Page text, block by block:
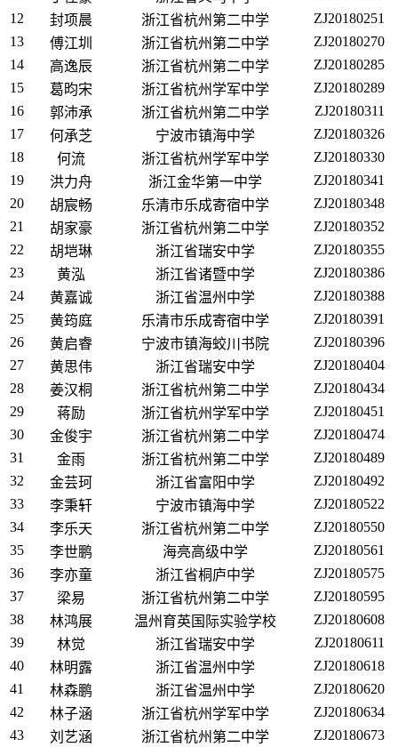
12
封项晨 浙江省杭州第二中学
ZJ20180251
13
傅江圳 浙江省杭州第二中学
ZJ20180270
14
高逸辰 浙江省杭州第二中学
ZJ20180285
15
葛昀宋 浙江省杭州学军中学
ZJ20180289
16
郭沛承 浙江省杭州第二中学
ZJ20180311
17
何承芝 宁波市镇海中学
ZJ20180326
18
何流 浙江省杭州学军中学
ZJ20180330
19
洪力舟 浙江金华第一中学
ZJ20180341
20
胡宸畅 乐清市乐成寄宿中学
ZJ20180348
21
胡家豪 浙江省杭州第二中学
ZJ20180352
22
胡垲琳 浙江省瑞安中学
ZJ20180355
23
黄泓 浙江省诸暨中学
ZJ20180386
24
黄嘉诚 浙江省温州中学
ZJ20180388
25
黄筠庭 乐清市乐成寄宿中学
ZJ20180391
26
黄启睿 宁波市镇海蛟川书院
ZJ20180396
27
黄思伟 浙江省瑞安中学
ZJ20180404
28
姜汉桐 浙江省杭州第二中学
ZJ20180434
29
蒋励 浙江省杭州学军中学
ZJ20180451
30
金俊宇 浙江省杭州第二中学
ZJ20180474
31
金雨 浙江省杭州第二中学
ZJ20180489
32
金芸珂 浙江省富阳中学
ZJ20180492
33
李秉轩 宁波市镇海中学
ZJ20180522
34
李乐天 浙江省杭州第二中学
ZJ20180550
35
李世鹏 海亮高级中学
ZJ20180561
36
李亦童 浙江省桐庐中学
ZJ20180575
37
梁易 浙江省杭州第二中学
ZJ20180595
38
林鸿展 温州育英国际实验学校
ZJ20180608
39
林觉 浙江省瑞安中学
ZJ20180611
40
林明露 浙江省温州中学
ZJ20180618
41
林森鹏 浙江省温州中学
ZJ20180620
42
林子涵 浙江省杭州学军中学
ZJ20180634
43
刘艺涵 浙江省杭州第二中学 ZJ20180673